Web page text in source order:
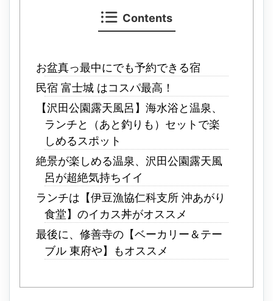
Contents
お盆真っ最中にでも予約できる宿
民宿 富士城 はコスパ最高！
【沢田公園露天風呂】海水浴と温泉、
ランチと（あと釣りも）セットで楽
しめるスポット
絶景が楽しめる温泉、沢田公園露天風
呂が超絶気持ちイイ
ランチは【伊豆漁協仁科支所 沖あがり
食堂】のイカス丼がオススメ
最後に、修善寺の【ベーカリー＆テー
ブル 東府や】もオススメ